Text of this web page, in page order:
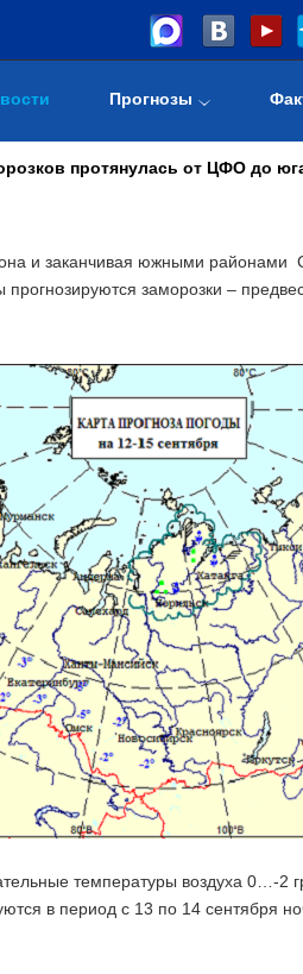
Прогнозы
протянулась от ЦФО до
и заканчивая южными районами
прогнозируются заморозки –
температуры воздуха 0…-2
в период с 13 по 14 сентября